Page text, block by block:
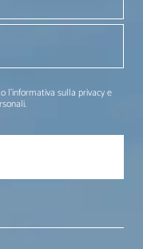
l'informativa sulla privacy e